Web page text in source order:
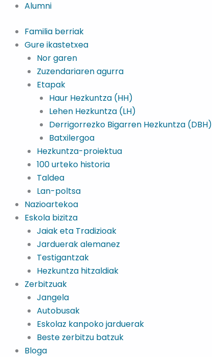
Alumni
Familia berriak
Gure ikastetxea
Nor garen
Zuzendariaren agurra
Etapak
Haur Hezkuntza (HH)
Lehen Hezkuntza (LH)
Derrigorrezko Bigarren Hezkuntza (DBH)
Batxilergoa
Hezkuntza-proiektua
100 urteko historia
Taldea
Lan-poltsa
Nazioartekoa
Eskola bizitza
Jaiak eta Tradizioak
Jarduerak alemanez
Testigantzak
Hezkuntza hitzaldiak
Zerbitzuak
Jangela
Autobusak
Eskolaz kanpoko jarduerak
Beste zerbitzu batzuk
Bloga